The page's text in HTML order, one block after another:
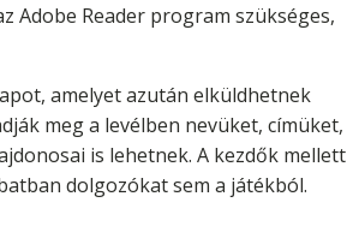
Adobe Reader program szükséges,
amelyet azután elküldhetnek
meg a levélben nevüket, címüket,
is lehetnek. A kezdők mellett
dolgozókat sem a játékból.